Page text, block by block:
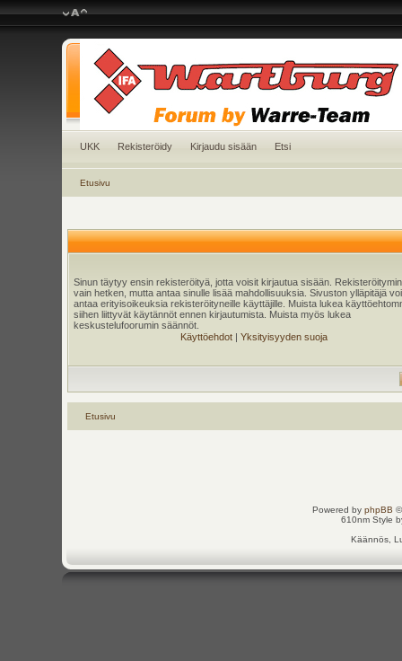
UKK Rekisteröidy Kirjaudu sisään Etsi
Etusivu
Sinun täytyy ensin rekisteröityä, jotta voisit kirjautua sisään.
vain hetken, mutta antaa sinulle lisää mahdollisuuksia. Sivuston ylläpitäjä
antaa erityisoikeuksia rekisteröityneille käyttäjille. Muista lukea
siihen liittyvät käytännöt ennen kirjautumista. Muista myös lukea
keskustelufoorumin säännöt.
Käyttöehdot| Yksityisyyden suoja
Etusivu
Powered by phpBB
610nm Style
Käännös,